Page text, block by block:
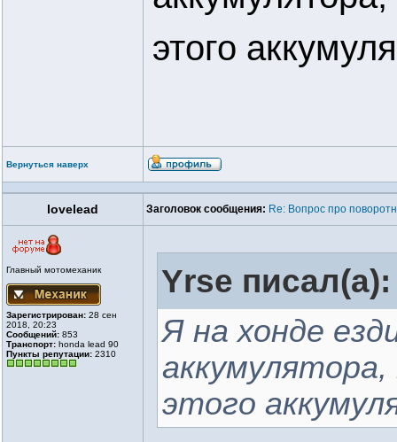
этого
Вернуться наверх
lovelead Заголовок сообщения: Re: Вопрос про
Главный мотомеханик
Зарегистрирован: 28 сен
2018, 20:23
Сообщений: 853
Транспорт: honda lead 90
Пункты репутации: 2310
Yrse писал(а):
Я на хонде
аккумулятора,
этого